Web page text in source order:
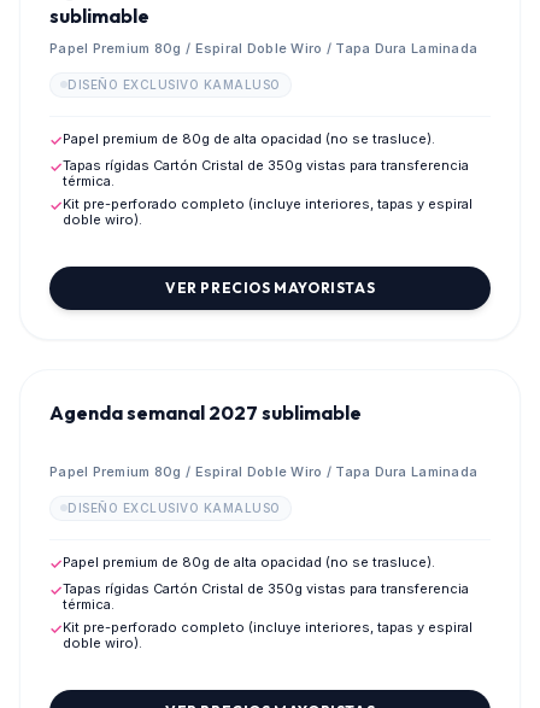
sublimable
Papel Premium 80g / Espiral Doble Wiro / Tapa Dura Laminada
DISEÑO EXCLUSIVO KAMALUSO
✓Papel premium de 80g de alta opacidad (no se trasluce).
✓Tapas rígidas Cartón Cristal de 350g vistas para transferencia
térmica.
✓Kit pre-perforado completo (incluye interiores, tapas y espiral
doble wiro).
VER PRECIOS MAYORISTAS
💎 PREVENTA MAYORISTA 2027
Agenda semanal 2027 sublimable
Papel Premium 80g / Espiral Doble Wiro / Tapa Dura Laminada
DISEÑO EXCLUSIVO KAMALUSO
✓Papel premium de 80g de alta opacidad (no se trasluce).
✓Tapas rígidas Cartón Cristal de 350g vistas para transferencia
térmica.
✓Kit pre-perforado completo (incluye interiores, tapas y espiral
doble wiro).